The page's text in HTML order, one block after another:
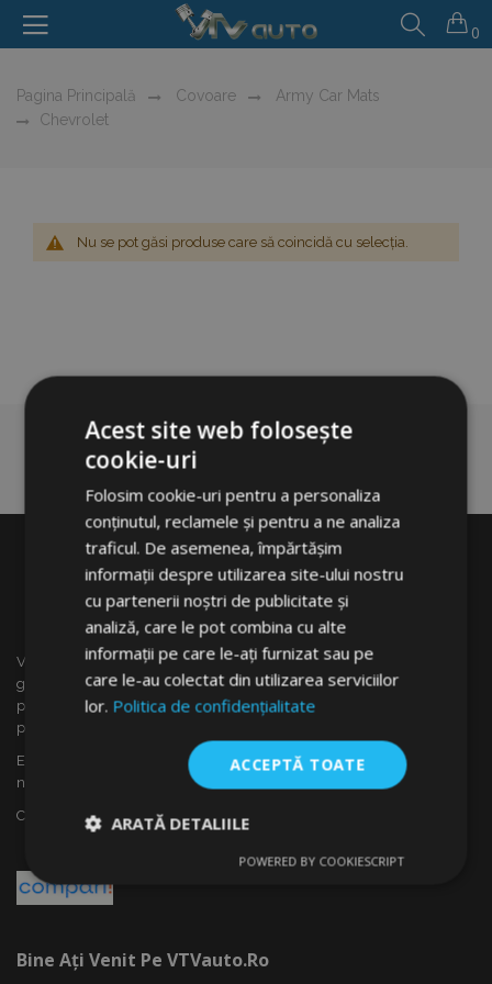
0
Pagina Principală Covoare
Army Car Mats
Chevrolet
Nu se pot găsi produse care să coincidă cu selecția.
VTVauto este un vânzător cu amănuntul și distrubuitor en
gros al accesoriilor auto din Slovacia, cum ar fi: capace
pentru roti, deflectoare pentru geamuri(paravînturi), huse
pentru autoturisme, covorașe, huse și rame cromate ...
Ești interesat de dropshipping sau vrei să devii partenerul
nostru?
Contactează-ne azi!
Bine Ați Venit Pe VTVauto.ro
Acest site web folosește
cookie-uri
Folosim cookie-uri pentru a personaliza
conținutul, reclamele și pentru a ne analiza
traficul. De asemenea, împărtășim
informații despre utilizarea site-ului nostru
cu partenerii noștri de publicitate și
analiză, care le pot combina cu alte
informații pe care le-ați furnizat sau pe
care le-au colectat din utilizarea serviciilor
lor. Politica de confidențialitate
ACCEPTĂ TOATE
ARATĂ DETALIILE
necesare
De
De
POWERED BY COOKIESCRIPT